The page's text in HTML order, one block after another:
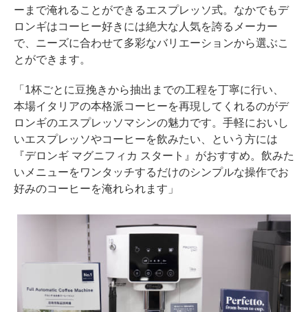
ーまで淹れることができるエスプレッソ式。なかでもデ
ロンギはコーヒー好きには絶大な人気を誇るメーカー
で、ニーズに合わせて多彩なバリエーションから選ぶこ
とができます。
「1杯ごとに豆挽きから抽出までの工程を丁寧に行い、
本場イタリアの本格派コーヒーを再現してくれるのがデ
ロンギのエスプレッソマシンの魅力です。手軽においし
いエスプレッソやコーヒーを飲みたい、という方には
『デロンギ マグニフィカ スタート』がおすすめ。飲みた
いメニューをワンタッチするだけのシンプルな操作でお
好みのコーヒーを淹れられます」